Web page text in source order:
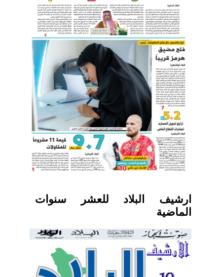
ارشيف البلاد للعشر سنوات
الماضية